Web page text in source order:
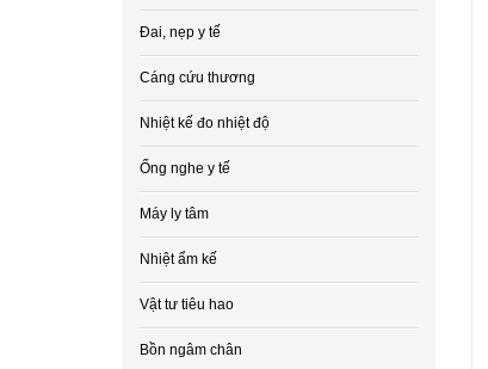
Đai, nẹp y tế
Cáng cứu thương
Nhiệt kế đo nhiệt độ
Ống nghe y tế
Máy ly tâm
Nhiệt ẩm kế
Vật tư tiêu hao
Bồn ngâm chân